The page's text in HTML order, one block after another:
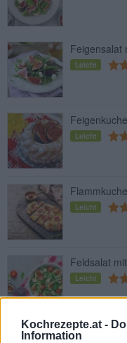
Kochrezepte.at -
Information
Feigensalat
Leicht
Leicht
Leicht
Feldsalat
Leicht
Bruschetta